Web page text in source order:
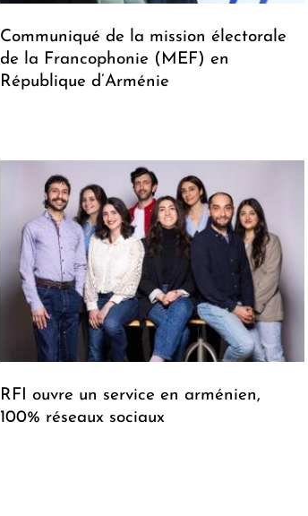
Communiqué de la mission électorale
de la Francophonie (MEF) en
République d’Arménie
RFI ouvre un service en arménien,
100% réseaux sociaux